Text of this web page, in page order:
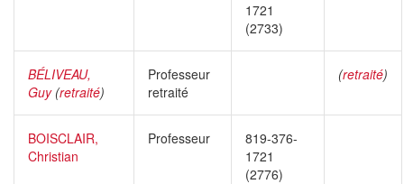
1721
(2733)
BÉLIVEAU,
Guy(retraité)
Professeur
retraité
(retraité)
BOISCLAIR,
Christian
Professeur
819-376-
1721
(2776)